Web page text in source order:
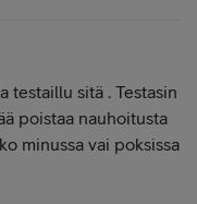
testaillu sitä . Testasin
poistaa nauhoitusta
minussa vai poksissa